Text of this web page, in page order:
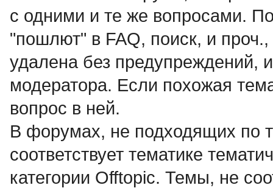
с одними и те же вопросами.
"пошлют" в FAQ, поиск, и
удалена без предупреждений,
модератора. Если похожая
вопрос в ней.
В форумах, не подходящих по
соответствует тематике
категории Offtopic. Темы, не